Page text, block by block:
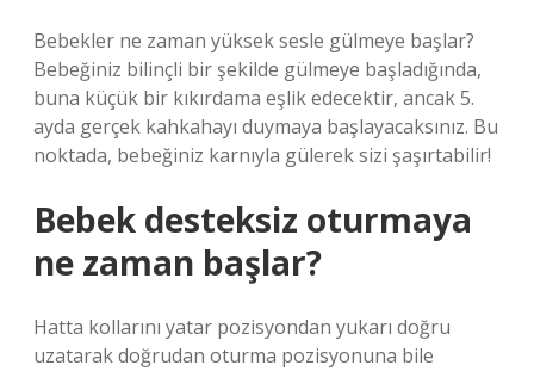
Bebekler ne zaman yüksek sesle gülmeye başlar?
Bebeğiniz bilinçli bir şekilde gülmeye başladığında,
buna küçük bir kıkırdama eşlik edecektir, ancak 5.
ayda gerçek kahkahayı duymaya başlayacaksınız. Bu
noktada, bebeğiniz karnıyla gülerek sizi şaşırtabilir!
Bebek desteksiz oturmaya
ne zaman başlar?
Hatta kollarını yatar pozisyondan yukarı doğru
uzatarak doğrudan oturma pozisyonuna bile